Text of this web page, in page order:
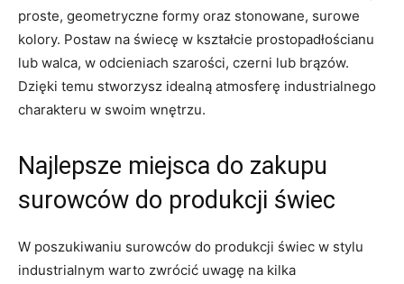
proste, ⁤geometryczne formy oraz stonowane, surowe
kolory. Postaw na świecę w kształcie ⁣prostopadłościanu
lub walca, w odcieniach szarości, czerni⁢ lub brązów.
Dzięki temu stworzysz idealną atmosferę ‌industrialnego
charakteru w swoim wnętrzu.
Najlepsze miejsca do zakupu
surowców do produkcji świec
W poszukiwaniu surowców do produkcji​ świec w stylu
industrialnym warto zwrócić uwagę na kilka